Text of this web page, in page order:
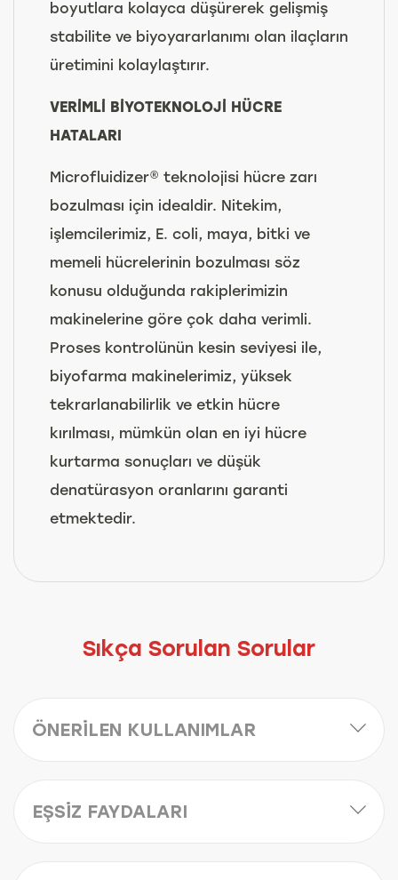
boyutlara kolayca düşürerek gelişmiş
stabilite ve biyoyararlanımı olan ilaçların
üretimini kolaylaştırır.
VERİMLİ BİYOTEKNOLOJİ HÜCRE
HATALARI
Microfluidizer® teknolojisi hücre zarı
bozulması için idealdir. Nitekim,
işlemcilerimiz, E. coli, maya, bitki ve
memeli hücrelerinin bozulması söz
konusu olduğunda rakiplerimizin
makinelerine göre çok daha verimli.
Proses kontrolünün kesin seviyesi ile,
biyofarma makinelerimiz, yüksek
tekrarlanabilirlik ve etkin hücre
kırılması, mümkün olan en iyi hücre
kurtarma sonuçları ve düşük
denatürasyon oranlarını garanti
etmektedir.
Sıkça Sorulan Sorular
ÖNERİLEN KULLANIMLAR
EŞSİZ FAYDALARI